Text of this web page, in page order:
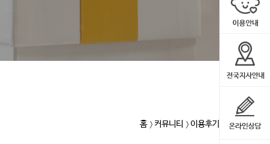
홈 커뮤니티 이용후기